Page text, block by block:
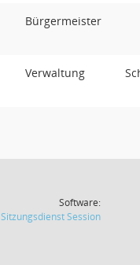
Bürgermeister
Verwaltung
Software:
SitzungsdienstSession(Wird in